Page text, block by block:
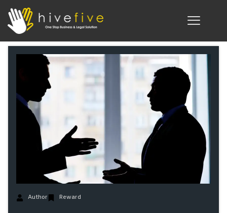
Author Reward